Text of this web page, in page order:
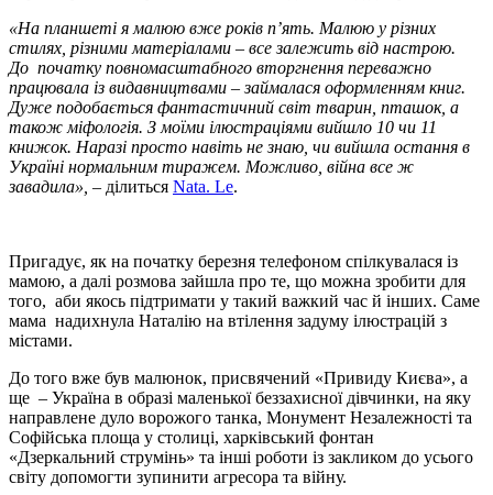
«На планшеті я малюю вже років п’ять. Малюю у різних
стилях, різними матеріалами – все залежить від настрою.
До початку повномасштабного вторгнення переважно
працювала із видавництвами – займалася оформленням книг.
Дуже подобається фантастичний світ тварин, пташок, а
також міфологія. З моїми ілюстраціями вийшло 10 чи 11
книжок. Наразі просто навіть не знаю, чи вийшла остання в
Україні нормальним тиражем. Можливо, війна все ж
завадила», – ділиться Nata. Le.
Пригадує, як на початку березня телефоном спілкувалася із
мамою, а далі розмова зайшла про те, що можна зробити для
того, аби якось підтримати у такий важкий час й інших. Саме
мама надихнула Наталію на втілення задуму ілюстрацій з
містами.
До того вже був малюнок, присвячений «Привиду Києва», а
ще – Україна в образі маленької беззахисної дівчинки, на яку
направлене дуло ворожого танка, Монумент Незалежності та
Софійська площа у столиці, харківський фонтан
«Дзеркальний струмінь» та інші роботи із закликом до усього
світу допомогти зупинити агресора та війну.